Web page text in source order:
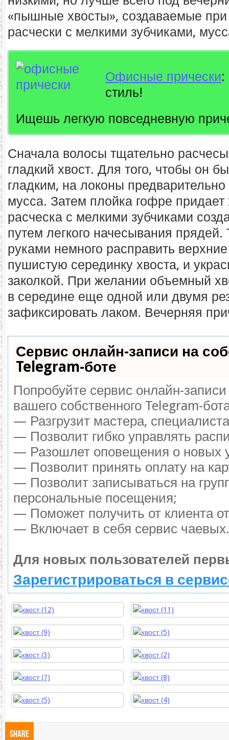
«пышные хвосты», создаваемые
расчески с мелкими зубчиками,
Офисные прически:
стиль!
Ищешь легкую повседневную
Сначала волосы тщательно
гладкий хвост. Для того, чтобы он
гладким, на локоны
мусса. Затем плойка гофре
расческа с мелкими зубчиками
путем легкого начесывания
руками немного расправить
пушистую серединку хвоста, и
заколкой. При желании объемный
в середине еще одной или двумя
зафиксировать лаком. Вечерняя
Сервис онлайн-записи на
Telegram-боте
Попробуйте сервис онлайн-
вашего собственного Telegram-
— Разгрузит мастера,
— Позволит гибко управлять
— Разошлет оповещения о новых
— Позволит принять оплату на
— Позволит записываться на
персональные посещения;
— Поможет получить от клиента
— Включает в себя сервис чаевых.
Для новых пользователей
Зарегистрироваться в
Share